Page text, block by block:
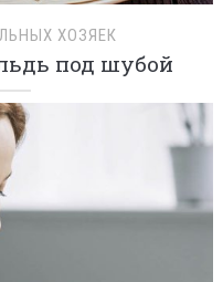
ХОЗЯЕК
под шубой